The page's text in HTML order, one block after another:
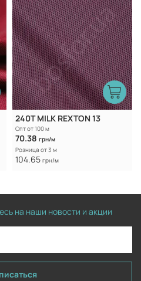
240T MILK REXTON 13
Опт от 100 м
70.38 грн/м
Розница от 3 м
104.65 грн/м
на наши новости и акции